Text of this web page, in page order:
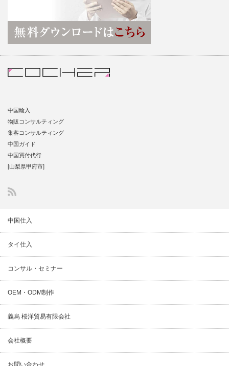
中国輸入
物販コンサルティング
集客コンサルティング
中国ガイド
中国買付代行
[山梨県甲府市]
中国仕入
タイ仕入
コンサル・セミナー
OEM・ODM制作
義烏 桜洋貿易有限会社
会社概要